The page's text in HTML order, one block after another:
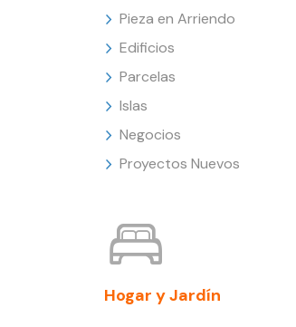
Pieza en Arriendo
Edificios
Parcelas
Islas
Negocios
Proyectos Nuevos
Hogar y Jardín